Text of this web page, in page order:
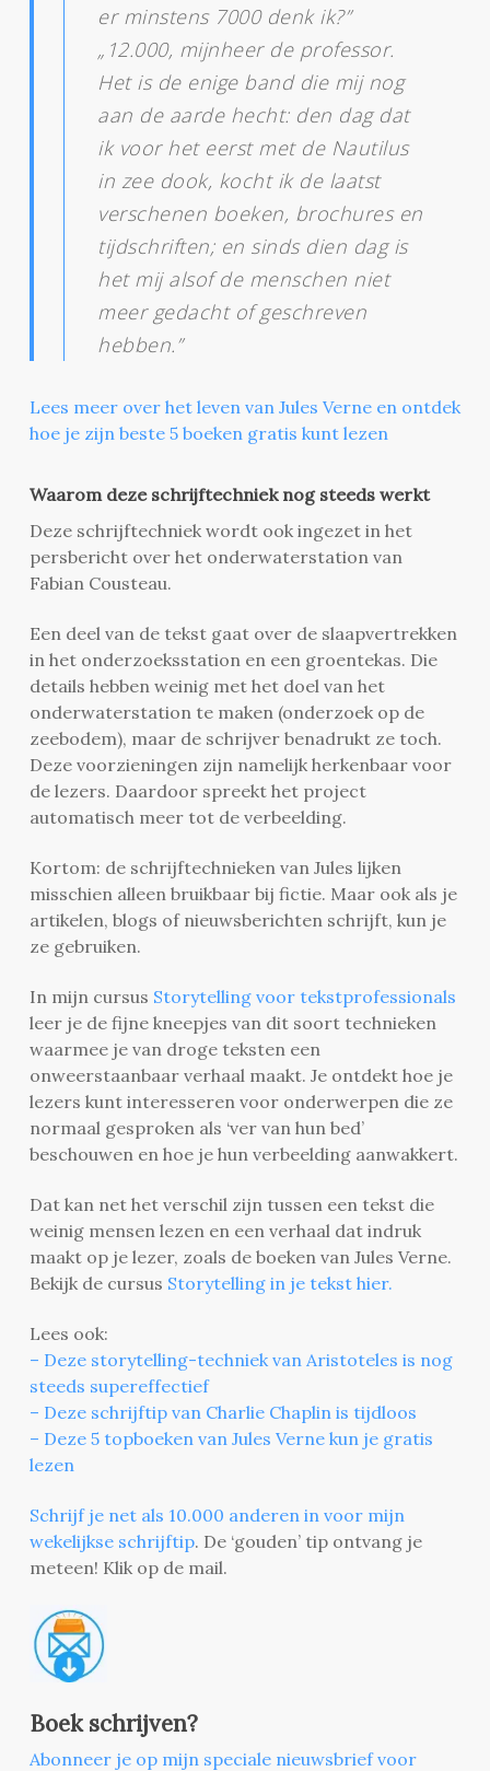
er minstens 7000 denk ik?”
„12.000, mijnheer de professor.
Het is de enige band die mij nog
aan de aarde hecht: den dag dat
ik voor het eerst met de Nautilus
in zee dook, kocht ik de laatst
verschenen boeken, brochures en
tijdschriften; en sinds dien dag is
het mij alsof de menschen niet
meer gedacht of geschreven
hebben.”
Lees meer over het leven van Jules Verne en ontdek
hoe je zijn beste 5 boeken gratis kunt lezen
Waarom deze schrijftechniek nog steeds werkt
Deze schrijftechniek wordt ook ingezet in het
persbericht over het onderwaterstation van
Fabian Cousteau.
Een deel van de tekst gaat over de slaapvertrekken
in het onderzoeksstation en een groentekas. Die
details hebben weinig met het doel van het
onderwaterstation te maken (onderzoek op de
zeebodem), maar de schrijver benadrukt ze toch.
Deze voorzieningen zijn namelijk herkenbaar voor
de lezers. Daardoor spreekt het project
automatisch meer tot de verbeelding.
Kortom: de schrijftechnieken van Jules lijken
misschien alleen bruikbaar bij fictie. Maar ook als je
artikelen, blogs of nieuwsberichten schrijft, kun je
ze gebruiken.
In mijn cursus Storytelling voor tekstprofessionals
leer je de fijne kneepjes van dit soort technieken
waarmee je van droge teksten een
onweerstaanbaar verhaal maakt. Je ontdekt hoe je
lezers kunt interesseren voor onderwerpen die ze
normaal gesproken als ‘ver van hun bed’
beschouwen en hoe je hun verbeelding aanwakkert.
Dat kan net het verschil zijn tussen een tekst die
weinig mensen lezen en een verhaal dat indruk
maakt op je lezer, zoals de boeken van Jules Verne.
Bekijk de cursus Storytelling in je tekst hier.
Lees ook:
– Deze storytelling-techniek van Aristoteles is nog
steeds supereffectief
– Deze schrijftip van Charlie Chaplin is tijdloos
– Deze 5 topboeken van Jules Verne kun je gratis
lezen
Schrijf je net als 10.000 anderen in voor mijn
wekelijkse schrijftip. De ‘gouden’ tip ontvang je
meteen! Klik op de mail.
Boek schrijven?
Abonneer je op mijn speciale nieuwsbrief voor